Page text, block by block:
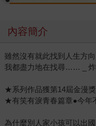
內容簡介
雖然沒有就此找到人生方
我都盡力地在找尋…… _ 炸
★系列作品獲第14屆金漫
★有笑有淚青春篇章●今年
為什麼別人家小孩可以出